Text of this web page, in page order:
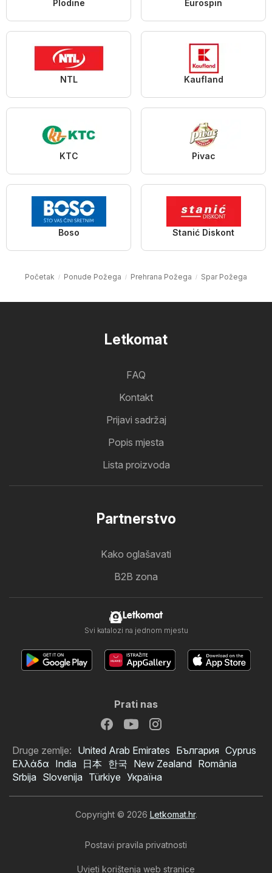
Plodine Eurospin
NTL Kaufland
KTC Pivac
Boso Stanić Diskont
Početak Ponude Požega Prehrana Požega Spar Požega
Letkomat
FAQ
Kontakt
Prijavi sadržaj
Popis mjesta
Lista proizvoda
Partnerstvo
Kako oglašavati
B2B zona
Letkomat
Svi katalozi na jednom mjestu
Prati nas
Druge zemlje: United Arab Emirates България Cyprus
Ελλάδα India 日本 한국 New Zealand România
Srbija Slovenija Türkiye Україна
Copyright © 2026 Letkomat.hr.
Postavi pravila privatnosti
Uvjeti korištenja web stranice